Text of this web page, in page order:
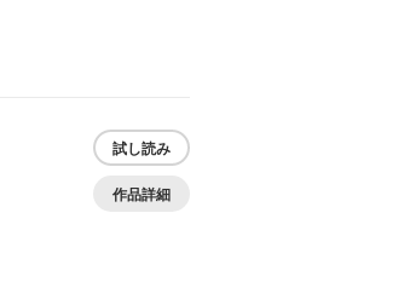
試し読み
作品詳細